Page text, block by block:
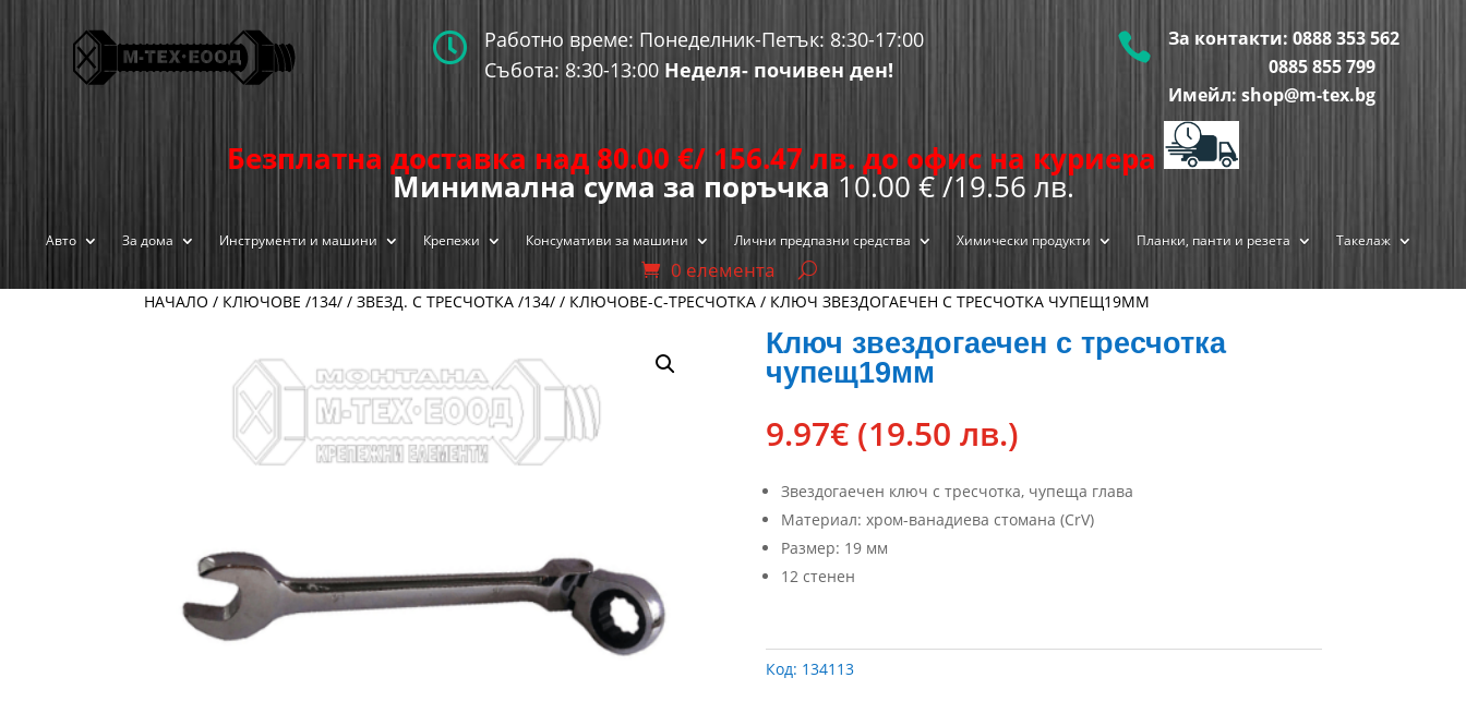

Работно време: Понеделник-Петък: 8:30-17:00
Събота: 8:30-13:00 Неделя- почивен ден!
 За контакти:0888 353 562
0885 855799
Имейл: shop@m-tex.bg
Безплатна доставка над 80.00 €/ 156.47 лв. до офис на куриера
Минимална сума за поръчка 10.00 € /19.56 лв.
Авто За дома Инструменти и машини Крепежи Консумативи за машини Лични предпазни средства Химически продукти Планки, панти и резета Такелаж
0 елемента
НАЧАЛО / КЛЮЧОВЕ /134/ / ЗВЕЗД. С ТРЕСЧОТКА /134/ / КЛЮЧОВЕ-С-ТРЕСЧОТКА / КЛЮЧ ЗВЕЗДОГАЕЧЕН С ТРЕСЧОТКА ЧУПЕЩ19ММ
Ключ звездогаечен с тресчотка
чупещ19мм
9.97€ (19.50 лв.)
Звездогаечeн ключ с тресчотка, чупеща глава
Материал: хром-ванадиева стомана (CrV)
Размер: 19 мм
12 стенен
Код: 134113